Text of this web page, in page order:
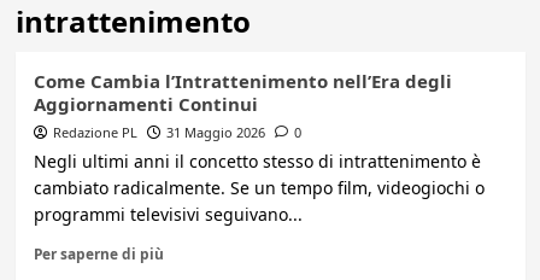
intrattenimento
Come Cambia l’Intrattenimento nell’Era degli
Aggiornamenti Continui
Redazione PL 31 Maggio 2026 0
Negli ultimi anni il concetto stesso di intrattenimento è
cambiato radicalmente. Se un tempo film, videogiochi o
programmi televisivi seguivano...
Per saperne di più